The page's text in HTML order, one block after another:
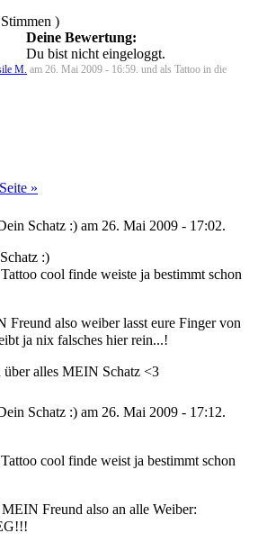
Stimmen )
Deine Bewertung:
Du bist nicht eingeloggt.
M. am 26. Mai 2009 - 16:59. und als Tattoo in die
»
Schatz :) am 26. Mai 2009 - 17:02.
:)
cool finde weiste ja bestimmt schon
Freund also weiber lasst eure Finger von
ja nix falsches hier rein...!
über alles MEIN Schatz <3
Schatz :) am 26. Mai 2009 - 17:12.
cool finde weist ja bestimmt schon
Freund also an alle Weiber: